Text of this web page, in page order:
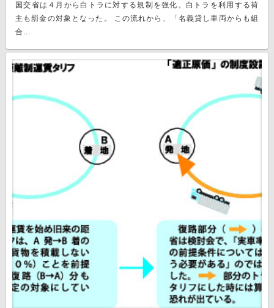
国交省は４月から白トラに対する規制を強化。白トラを利用する荷
主も罰金の対象となった。 この流れから、「名義貸し車両からも組
合...